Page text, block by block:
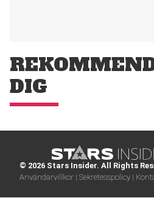
DIG
© 2026 Stars Insider. All Rights
Användarvillkor | Sekretesspolicy |